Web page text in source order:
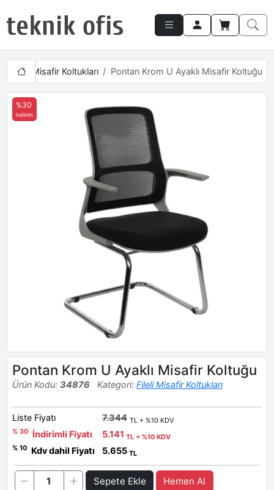
Fileli Misafir Koltukları Pontan Krom U Ayaklı Misafir Koltuğu
%30
indirim
Pontan Krom U Ayaklı Misafir Koltuğu
Ürün Kodu: 34876 Kategori: Fileli Misafir Koltukları
Liste Fiyatı 7.344 TL + %10 KDV
% 30
İndirimli Fiyatı 5.141 TL + %10 KDV
% 10
Kdv dahil Fiyatı 5.655 TL
Sepete Ekle Hemen Al